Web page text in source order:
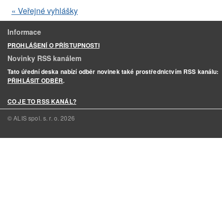
« Veřejné vyhlášky
Informace
PROHLÁŠENÍ O PŘÍSTUPNOSTI
Novinky RSS kanálem
Tato úřední deska nabízí odběr novinek také prostřednictvím RSS kanálu:
PŘIHLÁSIT ODBĚR.
CO JE TO RSS KANÁL?
© ALIS spol. s. r. o.2026